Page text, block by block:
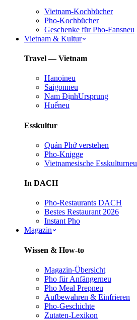
Vietnam-Kochbücher
Pho-Kochbücher
Geschenke für Pho-Fansneu
Vietnam & Kultur
Travel — Vietnam
Hanoineu
Saigonneu
Nam ĐịnhUrsprung
Huếneu
Esskultur
Quán Phở verstehen
Pho-Knigge
Vietnamesische Esskulturneu
In DACH
Pho-Restaurants DACH
Bestes Restaurant 2026
Instant Pho
Magazin
Wissen & How-to
Magazin-Übersicht
Pho für Anfängerneu
Pho Meal Prepneu
Aufbewahren & Einfrieren
Pho-Geschichte
Zutaten-Lexikon